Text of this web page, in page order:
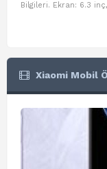
Bilgileri. Ekran: 6.3
Xiaomi Mobil